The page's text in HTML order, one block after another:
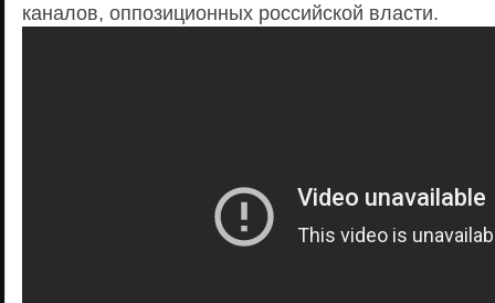
каналов, оппозиционных российской власти.